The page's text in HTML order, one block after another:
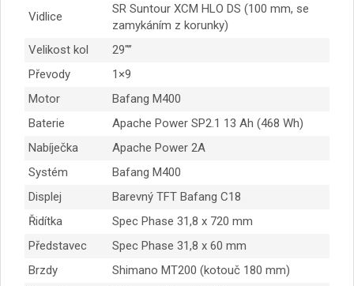
Vidlice
SR Suntour XCM HLO DS (100 mm, se
zamykáním z korunky)
Velikost kol
29″”
Převody
1×9
Motor
Bafang M400
Baterie
Apache Power SP2.1 13 Ah (468 Wh)
Nabíječka
Apache Power 2A
Systém
Bafang M400
Displej
Barevný TFT Bafang C18
Řidítka
Spec Phase 31,8 x 720 mm
Představec
Spec Phase 31,8 x 60 mm
Brzdy
Shimano MT200 (kotouč 180 mm)